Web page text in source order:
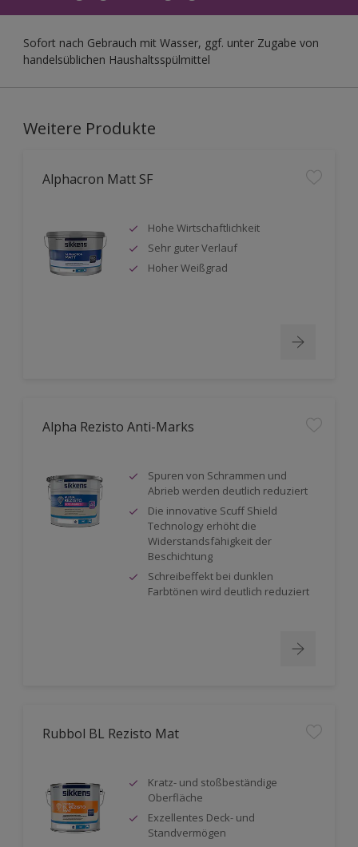
Sofort nach Gebrauch mit Wasser, ggf. unter Zugabe von
handelsüblichen Haushaltsspülmittel
Weitere Produkte
Alphacron Matt SF
Hohe Wirtschaftlichkeit
Sehr guter Verlauf
Hoher Weißgrad
Alpha Rezisto Anti-Marks
Spuren von Schrammen und
Abrieb werden deutlich reduziert
Die innovative Scuff Shield
Technology erhöht die
Widerstandsfähigkeit der
Beschichtung
Schreibeffekt bei dunklen
Farbtönen wird deutlich reduziert
Rubbol BL Rezisto Mat
Kratz- und stoßbeständige
Oberfläche
Exzellentes Deck- und
Standvermögen